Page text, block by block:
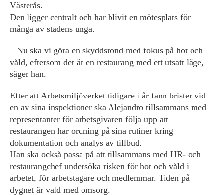
Västerås.
Den ligger centralt och har blivit en mötesplats för
många av stadens unga.
– Nu ska vi göra en skyddsrond med fokus på hot och
våld, eftersom det är en restaurang med ett utsatt läge,
säger han.
Efter att Arbetsmiljöverket tidigare i år fann brister vid
en av sina inspektioner ska Alejandro tillsammans med
representanter för arbetsgivaren följa upp att
restaurangen har ordning på sina rutiner kring
dokumentation och analys av tillbud.
Han ska också passa på att tillsammans med HR- och
restaurangchef undersöka risken för hot och våld i
arbetet, för arbetstagare och medlemmar. Tiden på
dygnet är vald med omsorg.